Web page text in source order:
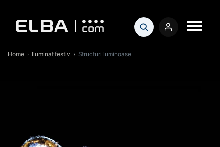
Home › Iluminat festiv › Structuri luminoase